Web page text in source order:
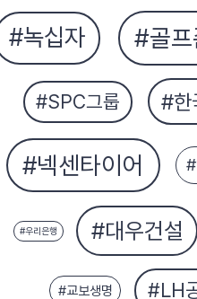
#교보생명